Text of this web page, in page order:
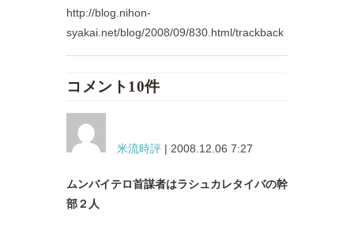
http://blog.nihon-
syakai.net/blog/2008/09/830.html/trackback
コメント10件
米流時評 | 2008.12.06 7:27
ムンバイテロ首謀者はラシュカレタイバの幹
部２人